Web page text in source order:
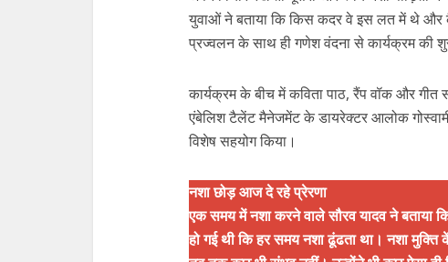
युवाओं ने बताया कि किस कदर वे इस लत में थे और
प्रज्वलन के साथ ही गणेश वंदना से कार्यक्रम की
कार्यक्रम के बीच में कविता पाठ, रैंप वॉक और गीत
एंबेलिश टैलेंट मैनेजमेंट के डायरेक्टर आलोक
विशेष सहयोग किया।
नशा छोड़ आज दे रहे प्रेरणा
एक समय में नशा करने वाले सौरव यादव ने बताया
हो गई थी कि हर समय नशा ढूंढता था। नशा